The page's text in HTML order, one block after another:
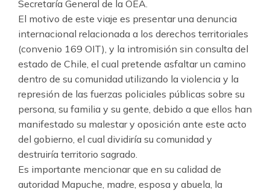
Secretaría General de la OEA.
El motivo de este viaje es presentar una denuncia
internacional relacionada a los derechos territoriales
(convenio 169 OIT), y la intromisión sin consulta del
estado de Chile, el cual pretende asfaltar un camino
dentro de su comunidad utilizando la violencia y la
represión de las fuerzas policiales públicas sobre su
persona, su familia y su gente, debido a que ellos han
manifestado su malestar y oposición ante este acto
del gobierno, el cual dividiría su comunidad y
destruiría territorio sagrado.
Es importante mencionar que en su calidad de
autoridad Mapuche, madre, esposa y abuela, la